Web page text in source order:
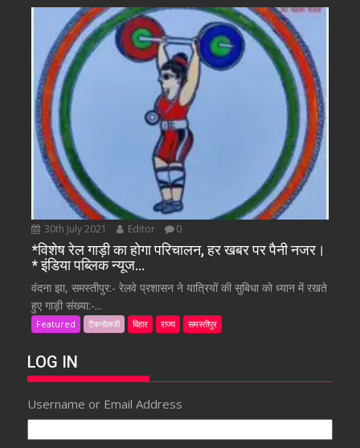
30th July 2021 Editor 0
*विशेष रेल गाड़ी का होगा परिचालन, हर खबर पर पैनी नजर।
* इंडिया पब्लिक न्यूज…
वंदना झा, समस्तीपुर:- रेलवे प्रशासन ने यात्रियों की सुबिधा को ध्यान में रखते
हुए गाड़ी संख्या:-...
Featured टैकनोलजी बिहार राज्य समस्तीपुर
LOG IN
Username or Email Address